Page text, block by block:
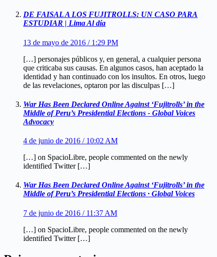
DE FAISAL A LOS FUJITROLLS: UN CASO PARA
ESTUDIAR | Lima Al día
13 de mayo de 2016 / 1:29 PM
[…] personajes públicos y, en general, a cualquier persona
que criticaba sus causas. En algunos casos, han aceptado la
identidad y han continuado con los insultos. En otros, luego
de las revelaciones, optaron por las disculpas […]
War Has Been Declared Online Against ‘Fujitrolls’ in the
Middle of Peru’s Presidential Elections - Global Voices
Advocacy
4 de junio de 2016 / 10:02 AM
[…] on SpacioLibre, people commented on the newly
identified Twitter […]
War Has Been Declared Online Against ‘Fujitrolls’ in the
Middle of Peru’s Presidential Elections · Global Voices
7 de junio de 2016 / 11:37 AM
[…] on SpacioLibre, people commented on the newly
identified Twitter […]